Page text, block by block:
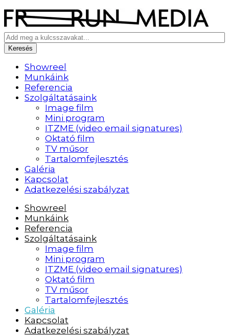
Showreel
Munkáink
Referencia
Szolgáltatásaink
Image film
Mini program
ITZME (video email signatures)
Oktató film
TV műsor
Tartalomfejlesztés
Galéria
Kapcsolat
Adatkezelési szabályzat
Showreel
Munkáink
Referencia
Szolgáltatásaink
Image film
Mini program
ITZME (video email signatures)
Oktató film
TV műsor
Tartalomfejlesztés
Galéria
Kapcsolat
Adatkezelési szabályzat